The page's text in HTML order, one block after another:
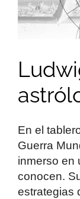
En el
Guerra
inmerso en
conocen.
estrategias